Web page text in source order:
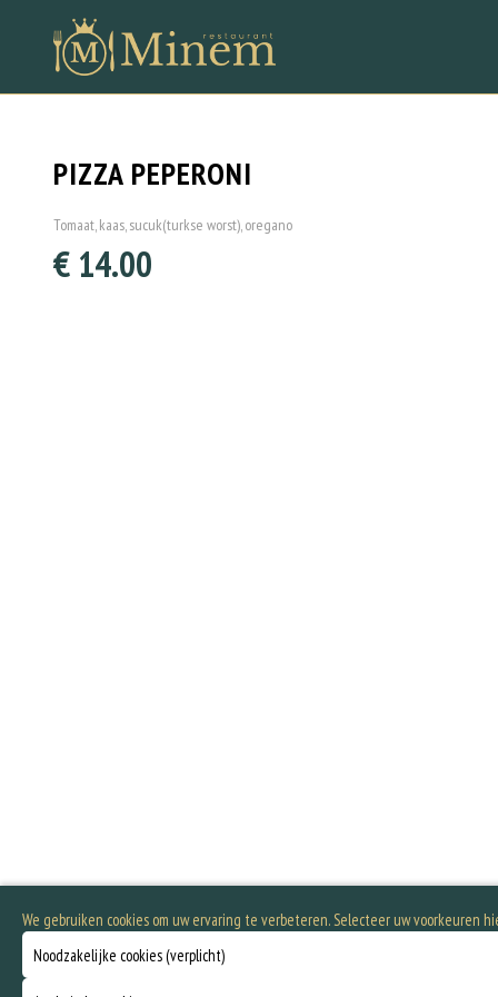
PIZZA PEPERONI
Tomaat, kaas, sucuk(turkse worst), oregano
€ 14.00
We gebruiken cookies om uw ervaring te verbeteren. Selecteer uw voorkeuren
Noodzakelijke cookies (verplicht)